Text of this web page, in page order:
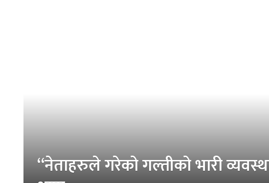
“नेताहरुले गरेको गल्तीको भारी